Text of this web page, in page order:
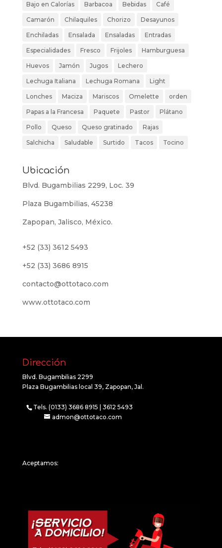
Bajo en Calorías Barbacoa Bebidas Café
Camarón Chilaquiles Chorizo Desayunos
Enchiladas Ensalada Ensaladas Entradas
Especialidades Fresco Frijoles Hamburguesa
Huevos Jamón Jugos Lechero
Lechuga Italiana Lechuga Romana Light
Lonches Maciza Mariscos Omelette orden
Papas a la Francesa Paquete Pastor Plátano
Pollo Queso Queso gratinado Rajas
Salchicha Saludable Surtido Tacos Tocino
Ubicación
Blvd. Bugambilias 2299, Loc. 39
Plaza Bugambilias, 45238
Zapopan, Jalisco, México.
+52 (33) 3612 5493
+52 (33) 3686 8915
contacto@ottotaco.com
www.ottotaco.com
Dirección
Blvd. Bugambilias 2299
Plaza Bugambilias local 39, Zapopan, Jal.
Tels. (0133) 3686 8915 | 3612 5493
admon@ottotaco.com
Aceptamos: